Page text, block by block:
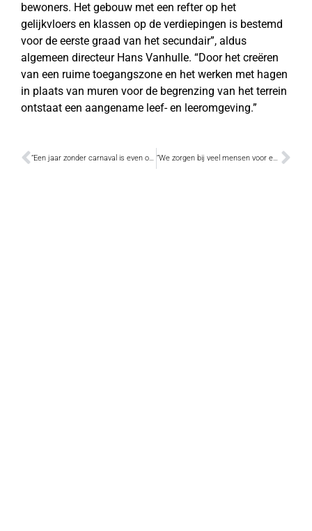
bewoners. Het gebouw met een refter op het
gelijkvloers en klassen op de verdiepingen is bestemd
voor de eerste graad van het secundair”, aldus
algemeen directeur Hans Vanhulle. “Door het creëren
van een ruime toegangszone en het werken met hagen
in plaats van muren voor de begrenzing van het terrein
ontstaat een aangename leef- en leeromgeving.”
“We zorgen bij veel mensen voor een lach en een traan”